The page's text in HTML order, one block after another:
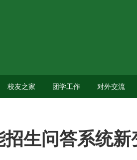
校友之家 团学工作 对外交流
生问答系统新